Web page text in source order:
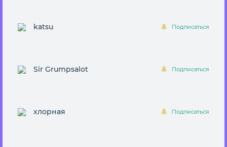
katsu Подписаться
Sir Grumpsalot Подписаться
хлорная Подписаться